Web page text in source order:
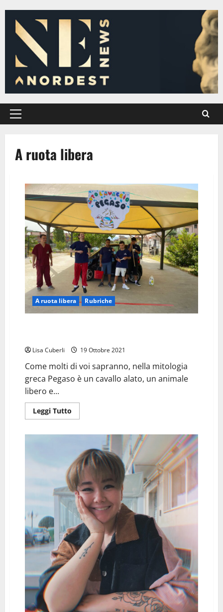
contenuto
Menu
A ruota libera
A ruota libera Rubriche
Lisa Cuberli 19 Ottobre 2021
Come molti di voi sapranno, nella mitologia
greca Pegaso è un cavallo alato, un animale
libero e...
Leggi Tutto
di
“PEGASO”:
AUTO
BRILLANO
GRAZIE
ALL’AUTISMO